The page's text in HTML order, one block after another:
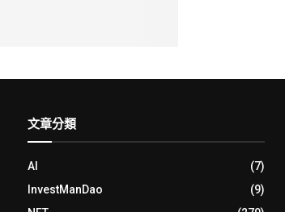
文章分類
AI
(7)
InvestManDao
(9)